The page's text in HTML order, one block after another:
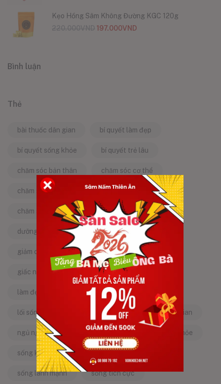
Kẹo Hồng Sâm Không Đường KGC 120g
197.000VND
Bình luận
Thẻ
bài thuốc dân gian bí quyết làm đẹp
bí quyết sống khỏe bí quyết trẻ lâu
chăm sóc bản thân chăm sóc cơ thể
chăm sóc da chăm sóc sức khỏe
chăm sóc sức khỏe tự nhiên chống lão hóa
dưỡng da tự nhiên dưỡng sinh
giảm căng thẳng giảm stress
giấc ngủ ngon kinh nghiệm dân gian
làm đẹp từ bên trong làm đẹp tự nhiên
lối sống lành mạnh mật ong mẹo dân gian
ngủ ngon năng lượng tích cực sống khỏe
sống khỏe mỗi ngày sống khỏe đẹp
sống lành mạnh sống tích cực